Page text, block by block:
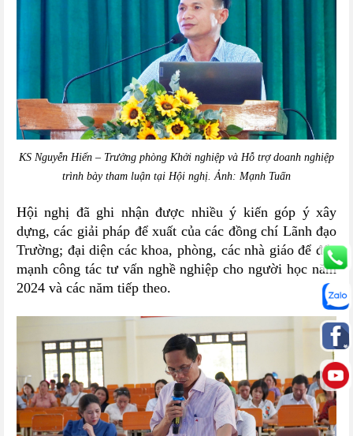
KS Nguyễn Hiển – Trưởng phòng Khởi nghiệp và Hỗ trợ doanh nghiệp
trình bày tham luận tại Hội nghị. Ảnh: Mạnh Tuấn
Hội nghị đã ghi nhận được nhiều ý kiến góp ý xây
dựng, các giải pháp để xuất của các đồng chí Lãnh đạo
Trường; đại diện các khoa, phòng, các nhà giáo để đẩy
mạnh công tác tư vấn nghề nghiệp cho người học năm
2024 và các năm tiếp theo.